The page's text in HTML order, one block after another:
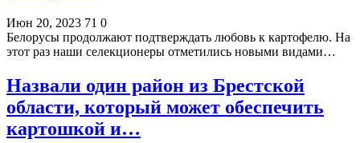
Июн 20, 2023 71 0
Белорусы продолжают подтверждать любовь к картофелю. На
этот раз наши селекционеры отметились новыми видами…
Назвали один район из Брестской
области, который может обеспечить
картошкой и…